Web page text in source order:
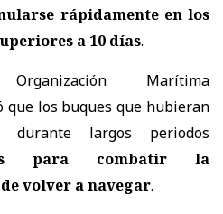
rápidamente en los
a 10 días.
Marítima
que los buques que hubieran
durante largos periodos
para combatir la
volver a navegar.